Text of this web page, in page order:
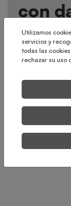
con
real
Utilizamos
servicios y
todas las
rechazar su uso